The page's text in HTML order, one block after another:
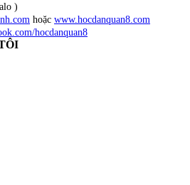
)
hoặc www.hocdanquan8.com
hocdanquan8